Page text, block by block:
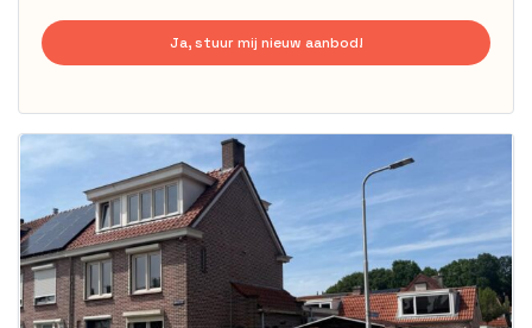
Ja, stuur mij nieuw aanbod!
Deze woning
is
waarschijnlijk
al verhuurd
Om kans te
maken moet je
binnen 15
minuten
reageren.
Stekkies helpt